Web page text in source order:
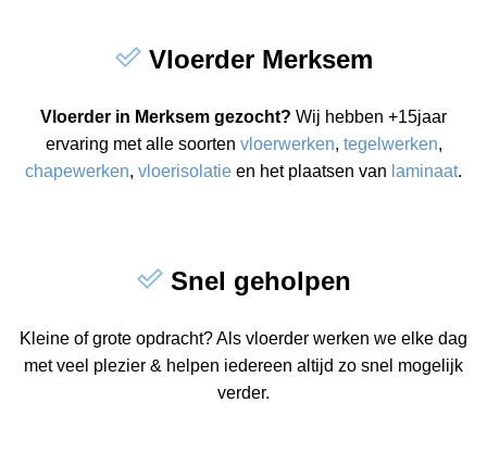
Vloerder Merksem
Vloerder in Merksem gezocht? Wij hebben +15jaar
ervaring met alle soorten vloerwerken, tegelwerken,
chapewerken, vloerisolatie en het plaatsen van laminaat.
Snel geholpen
Kleine of grote opdracht? Als vloerder werken we elke dag
met veel plezier & helpen iedereen altijd zo snel mogelijk
verder.